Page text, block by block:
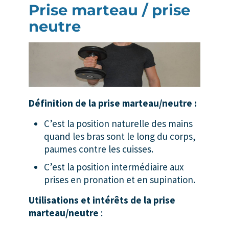
Prise marteau / prise
neutre
Définition de la prise marteau/neutre :
C’est la position naturelle des mains
quand les bras sont le long du corps,
paumes contre les cuisses.
C’est la position intermédiaire aux
prises en pronation et en supination.
Utilisations et intérêts de la prise
marteau/neutre :